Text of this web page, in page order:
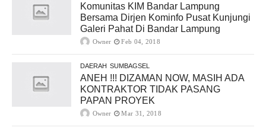
Komunitas KIM Bandar Lampung
Bersama Dirjen Kominfo Pusat Kunjungi
Galeri Pahat Di Bandar Lampung
Owner Feb 04, 2018
DAERAH SUMBAGSEL
ANEH !!! DIZAMAN NOW, MASIH ADA
KONTRAKTOR TIDAK PASANG
PAPAN PROYEK
Owner Mar 31, 2018